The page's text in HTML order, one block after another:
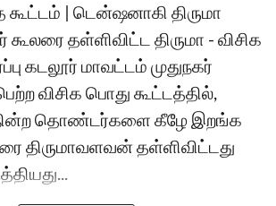
| டென்ஷனாகி திருமா
தள்ளிவிட்ட திருமா - விசிக
கடலூர் மாவட்டம் முதுநகர்
விசிக பொது கூட்டத்தில்,
நின்ற தொண்டர்களை கீழே இறங்க
திருமாவளவன் தள்ளிவிட்டது